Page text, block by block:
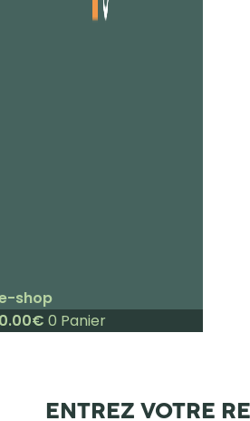
shop
€ 0 Panier
ENTREZ VOTRE